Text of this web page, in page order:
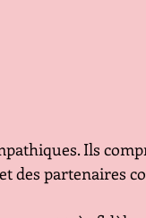
Ils
des partenaires